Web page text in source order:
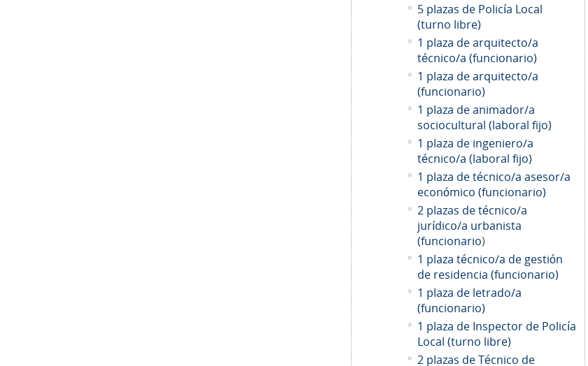
5 plazas de Policía Local
(turno libre)
1 plaza de arquitecto/a
técnico/a (funcionario)
1 plaza de arquitecto/a
(funcionario)
1 plaza de animador/a
sociocultural (laboral fijo)
1 plaza de ingeniero/a
técnico/a (laboral fijo)
1 plaza de técnico/a asesor/a
económico (funcionario)
2 plazas de técnico/a
jurídico/a urbanista
(funcionario)
1 plaza técnico/a de gestión
de residencia (funcionario)
1 plaza de letrado/a
(funcionario)
1 plaza de Inspector de Policía
Local (turno libre)
2 plazas de Técnico de